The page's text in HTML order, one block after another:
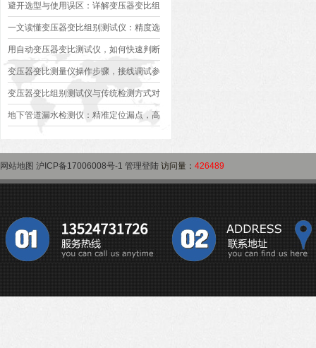
避开选型与使用误区：详解变压器变比组
别测试仪的日常校准方法、常见组别识别
异常排查方案
一文读懂变压器变比组别测试仪：精度选
型、接线规范、报告生成全流程标准化操
作指南
用自动变压器变比测试仪，如何快速判断
变压器是否合格？
变压器变比测量仪操作步骤，接线调试参
数设定变比测试数据保存使用教程
变压器变比组别测试仪与传统检测方式对
比：精度、速度与安全性深度分析
地下管道漏水检测仪：精准定位漏点，高
网站地图 沪ICP备17006008号-1 管理登陆 访问量： 426489